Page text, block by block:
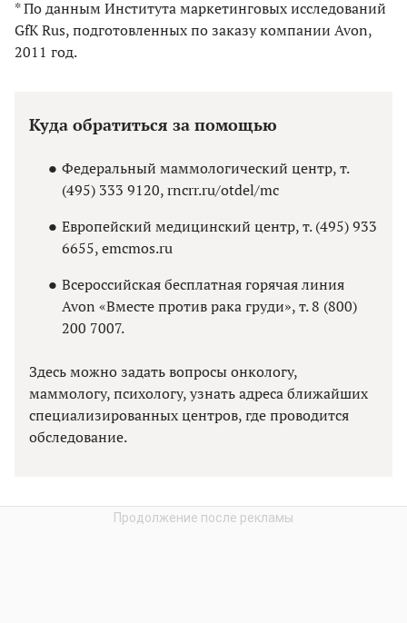
* По данным Института маркетинговых исследований
GfK Rus, подготовленных по заказу компании Avon,
2011 год.
Куда обратиться за помощью
Федеральный маммологический центр, т.
(495) 333 9120, rncrr.ru/otdel/mc
Европейский медицинский центр, т. (495) 933
6655, emcmos.ru
Всероссийская бесплатная горячая линия
Avon «Вместе против рака груди», т. 8 (800)
200 7007.
Здесь можно задать вопросы онкологу,
маммологу, психологу, узнать адреса ближайших
специализированных центров, где проводится
обследование.